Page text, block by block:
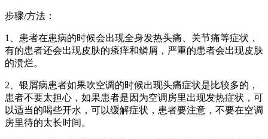
步骤/方法：
1、患者在患病的时候会出现全身发热头痛、关节痛等症状，
有的患者还会出现皮肤的瘙痒和鳞屑，严重的患者会出现皮肤
的溃烂。
2、银屑病患者如果吹空调的时候出现头痛症状是比较多的，
患者不要太担心，如果患者是因为空调房里出现发热症状，可
以适当的喝些开水，可以缓解症状，患者要注意，不要在空调
房里待的太长时间。